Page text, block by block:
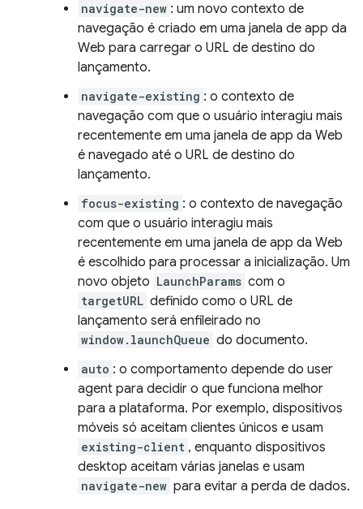
navigate-new : um novo contexto de
navegação é criado em uma janela de app da
Web para carregar o URL de destino do
lançamento.
navigate-existing : o contexto de
navegação com que o usuário interagiu mais
recentemente em uma janela de app da Web
é navegado até o URL de destino do
lançamento.
focus-existing : o contexto de navegação
com que o usuário interagiu mais
recentemente em uma janela de app da Web
é escolhido para processar a inicialização. Um
novo objeto LaunchParams com o
targetURL definido como o URL de
lançamento será enfileirado no
window.launchQueue do documento.
auto : o comportamento depende do user
agent para decidir o que funciona melhor
para a plataforma. Por exemplo, dispositivos
móveis só aceitam clientes únicos e usam
existing-client , enquanto dispositivos
desktop aceitam várias janelas e usam
navigate-new para evitar a perda de dados.